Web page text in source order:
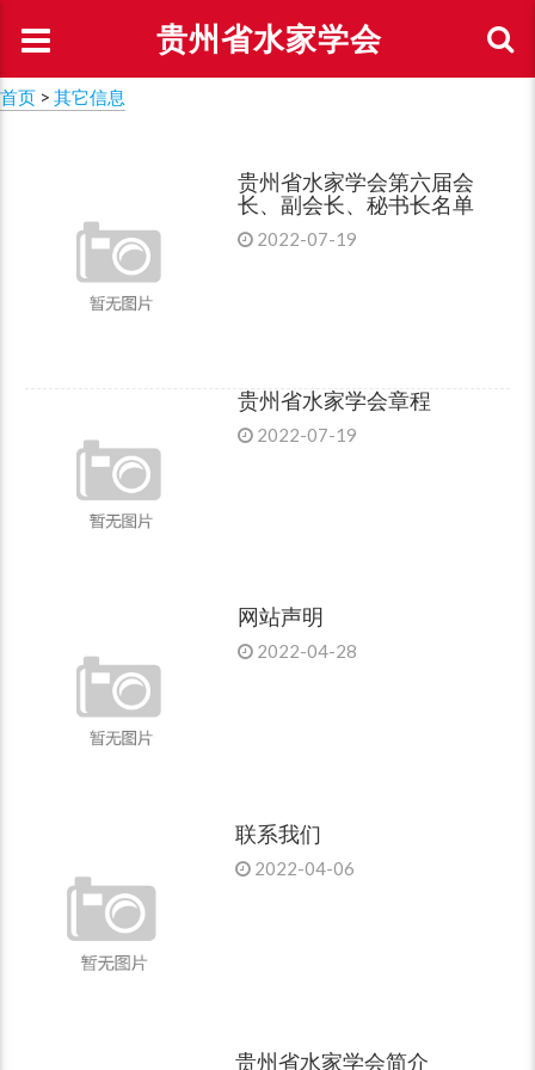
贵州省水家学会
首页 > 其它信息
贵州省水家学会第六届会
长、副会长、秘书长名单
2022-07-19
贵州省水家学会章程
2022-07-19
网站声明
2022-04-28
联系我们
2022-04-06
贵州省水家学会简介